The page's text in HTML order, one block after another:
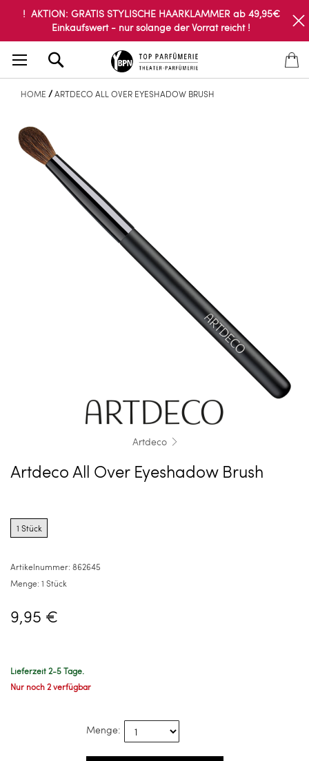
! AKTION: GRATIS STYLISCHE HAARKLAMMER ab 49,95€
Einkaufswert - nur solange der Vorrat reicht !
HOME ARTDECO ALL OVER EYESHADOW BRUSH
Artdeco
Artdeco All Over Eyeshadow Brush
options
for
1 Stück
Artikelnummer: 862645
Menge: 1 Stück
9,95 €
Lieferzeit 2-5 Tage.
Nur noch 2 verfügbar
Menge: